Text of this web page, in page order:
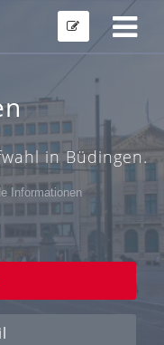
in Büdingen.
Informationen